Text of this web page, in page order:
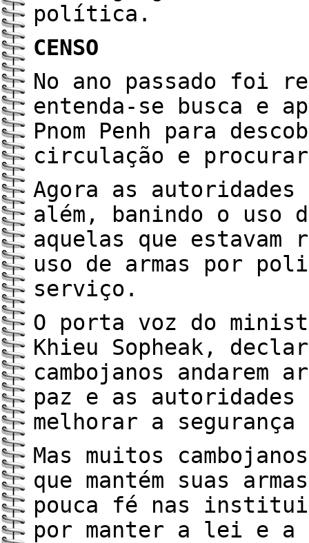
política.
CENSO
No ano passado foi
entenda-se busca e
Pnom Penh para
circulação e
Agora as autoridades
além, banindo o uso
aquelas que
uso de armas por
serviço.
O porta voz do
Khieu Sopheak,
cambojanos andarem
paz e as autoridades
melhorar a
Mas muitos
que mantém suas
pouca fé nas
por manter a lei e a